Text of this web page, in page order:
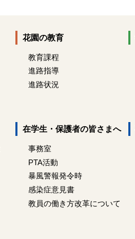
花園の教育
教育課程
進路指導
進路状況
在学生・保護者の皆さまへ
事務室
PTA活動
暴風警報発令時
感染症意見書
教員の働き方改革について